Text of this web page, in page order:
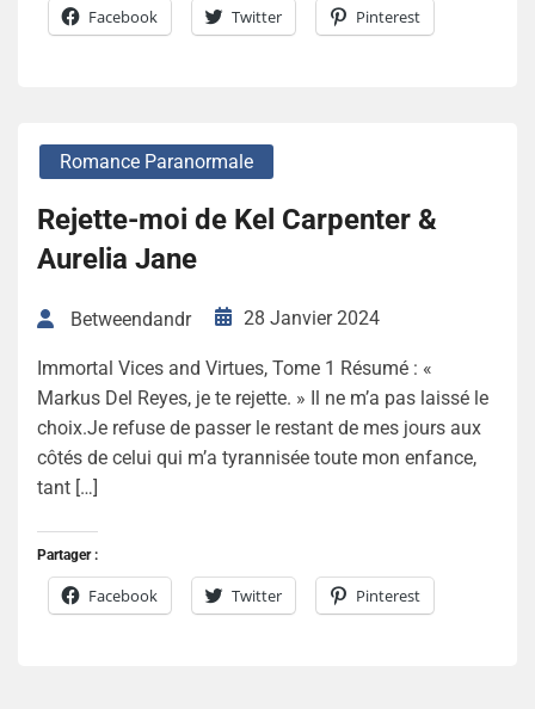
Facebook Twitter Pinterest
Romance Paranormale
Rejette-moi de Kel Carpenter &
Aurelia Jane
Betweendandr 28 Janvier 2024
Immortal Vices and Virtues, Tome 1 Résumé : «
Markus Del Reyes, je te rejette. » Il ne m’a pas laissé le
choix.Je refuse de passer le restant de mes jours aux
côtés de celui qui m’a tyrannisée toute mon enfance,
tant […]
Partager :
Facebook Twitter Pinterest